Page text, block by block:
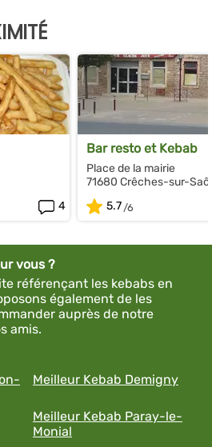
4
Bar resto et Kebab
Place de la mairie
71680 Crêches-sur-
5.7
vous ?
référençant les kebabs en
également de les
auprès de notre
amis.
Meilleur Kebab Demigny
Meilleur Kebab Paray-le-
Monial